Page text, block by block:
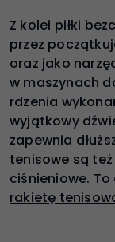
Z kolei piłki
przez
oraz jako
w maszynach
rdzenia
wyjątkowy
zapewnia
tenisowe są też
ciśnieniowe.
rakietę